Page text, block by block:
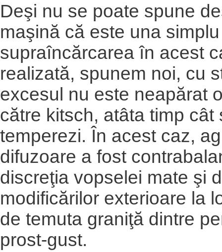
Deşi nu se poate spune
maşină că este una
supraîncărcarea în acest
realizată, spunem noi, cu
excesul nu este neapărat
către kitsch, atâta timp cât
temperezi. În acest caz,
difuzoare a fost
discreţia vopselei mate şi
modificărilor exterioare la
de temuta graniţă dintre
prost-gust.